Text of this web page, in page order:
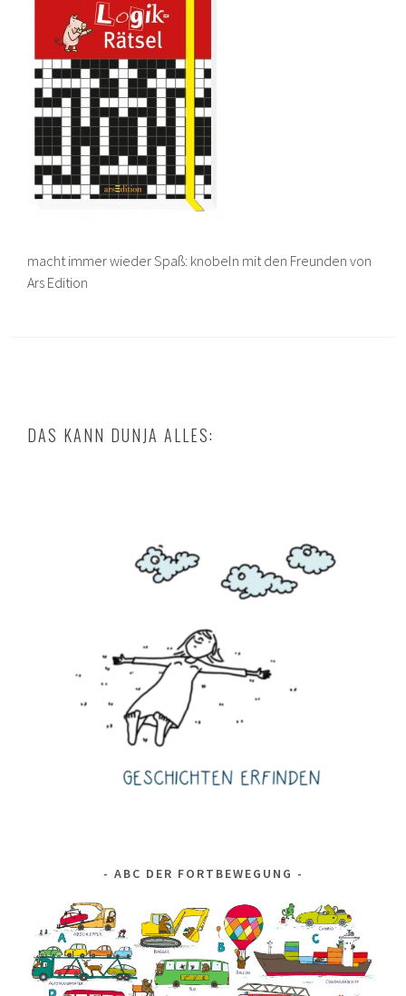
macht immer wieder Spaß: knobeln mit den Freunden von
Ars Edition
DAS KANN DUNJA ALLES:
ABC DER FORTBEWEGUNG